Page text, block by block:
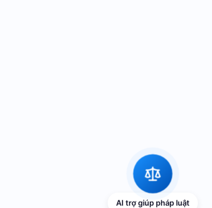
AI trợ giúp pháp luật